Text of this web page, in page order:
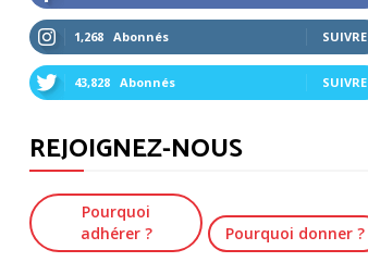
1,268 Abonnés SUIVRE
43,828 Abonnés SUIVRE
REJOIGNEZ-NOUS
Pourquoi
adhérer ?
Pourquoi donner ?